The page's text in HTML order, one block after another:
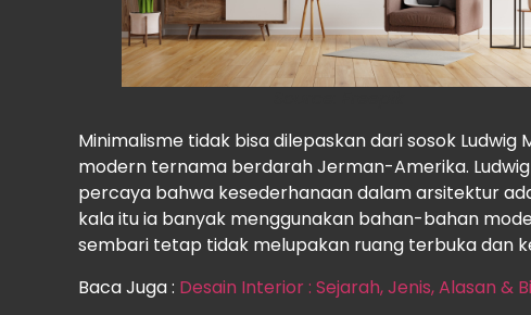
Minimalisme tidak bisa dilepaskan dari sosok Ludwig
modern ternama berdarah Jerman-Amerika.
percaya bahwa kesederhanaan dalam arsitektur
kala itu ia banyak menggunakan bahan-bahan
sembari tetap tidak melupakan ruang terbuka dan
Baca Juga : Desain Interior : Sejarah, Jenis, Alasan &